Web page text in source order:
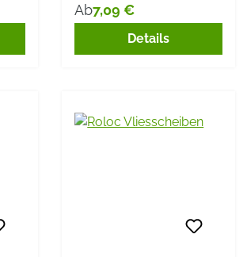
Regulärer Preis:
Ab7,09 €
Details